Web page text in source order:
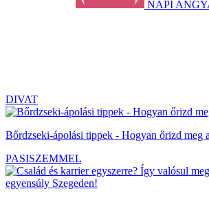
NAPI
DIVAT
Bőrdzseki-ápolási tippek - Hogyan őrizd meg
PASISZEMMEL